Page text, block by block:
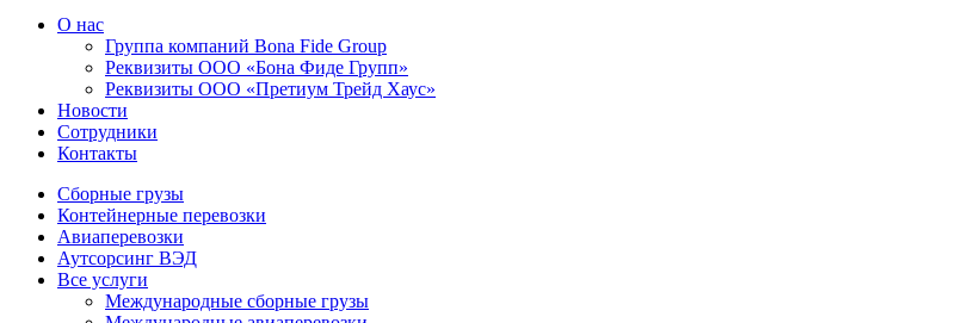
О нас
Группа компаний Bona Fide Group
Реквизиты ООО «Бона Фиде Групп»
Реквизиты ООО «Претиум Трейд Хаус»
Новости
Сотрудники
Контакты
Сборные грузы
Контейнерные перевозки
Авиаперевозки
Аутсорсинг ВЭД
Все услуги
Международные сборные грузы